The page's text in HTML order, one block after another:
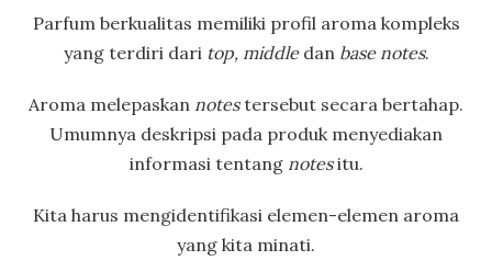
Parfum berkualitas memiliki profil aroma kompleks
yang terdiri dari top, middledan base notes.
Aroma melepaskan notestersebut secara bertahap.
Umumnya deskripsi pada produk menyediakan
informasi tentang notesitu.
Kita harus mengidentifikasi elemen-elemen aroma
yang kita minati.